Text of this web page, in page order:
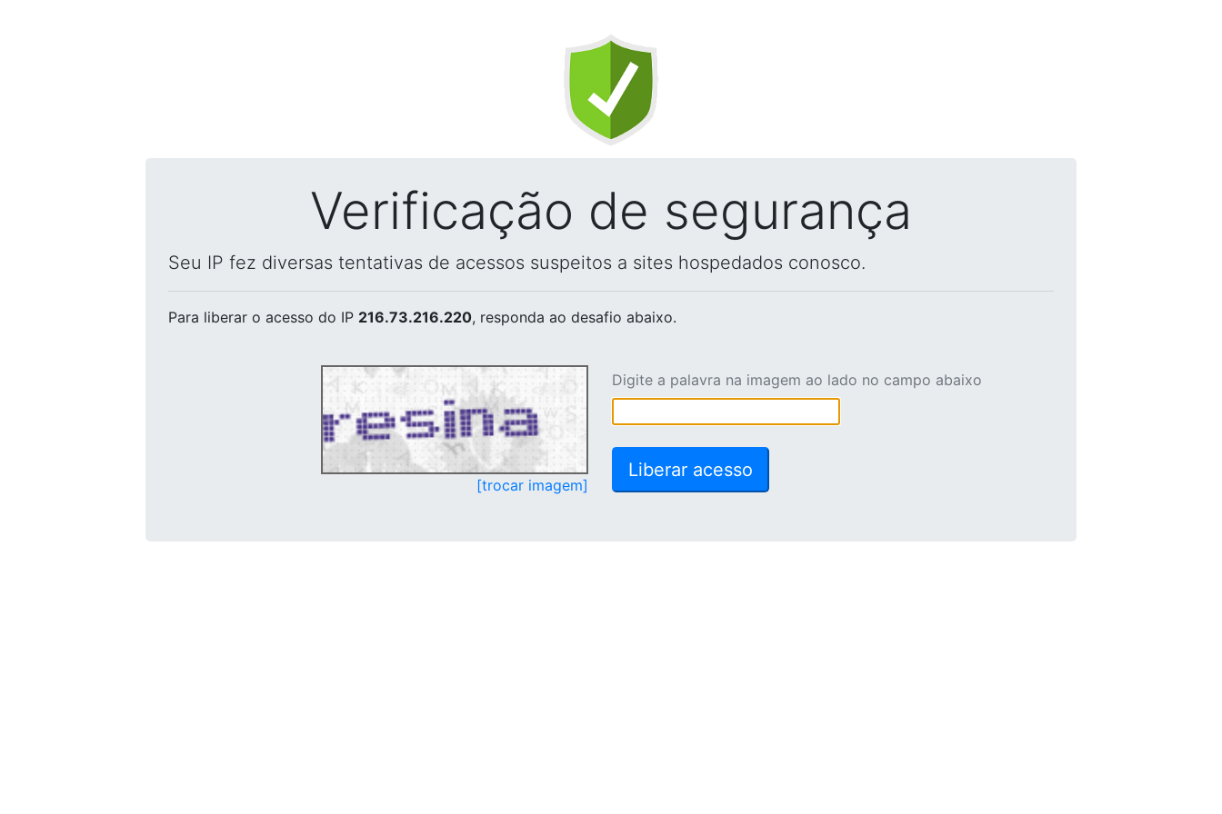
Verificação de segurança
Seu IP fez diversas tentativas de acessos suspeitos a sites hospedados conosco.
Para liberar o acesso do IP 216.73.216.220, responda ao desafio abaixo.
[trocar imagem]
Digite a palavra na imagem ao lado no campo abaixo